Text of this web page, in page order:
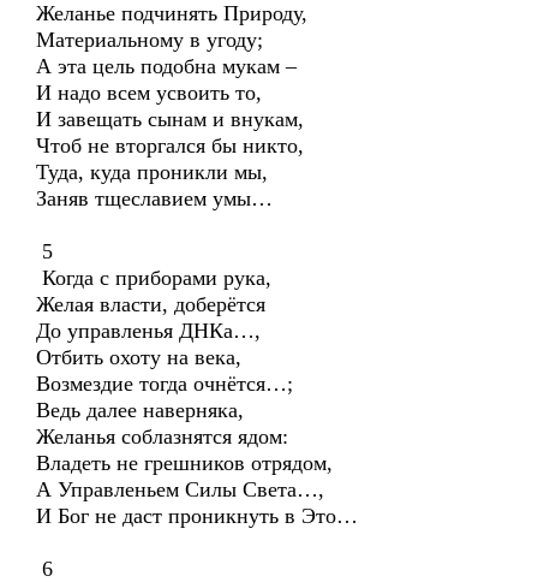
Желанье подчинять Природу,
Материальному в угоду;
А эта цель подобна мукам –
И надо всем усвоить то,
И завещать сынам и внукам,
Чтоб не вторгался бы никто,
Туда, куда проникли мы,
Заняв тщеславием умы…
5
Когда с приборами рука,
Желая власти, доберётся
До управленья ДНКа…,
Отбить охоту на века,
Возмездие тогда очнётся…;
Ведь далее наверняка,
Желанья соблазнятся ядом:
Владеть не грешников отрядом,
А Управленьем Силы Света…,
И Бог не даст проникнуть в Это…
6